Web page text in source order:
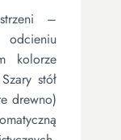
–
kolorze
stół
drewno)